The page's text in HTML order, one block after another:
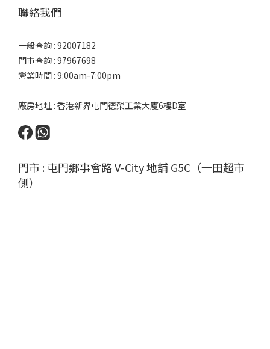
聯絡我們
一般查詢 : 92007182
門市查詢 : 97967698
營業時間 : 9:00am-7:00pm
廠房地址 : 香港新界屯門德榮工業大廈6樓D室
門市 : 屯門鄉事會路 V-City 地舖 G5C（一田超市
側）